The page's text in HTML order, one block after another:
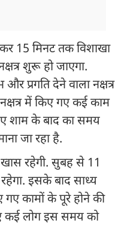
15 मिनट तक विशाखा
शुरू हो जाएगा.
प्रगति देने वाला नक्षत्र
में किए गए कई काम
शाम के बाद का समय
जा रहा है.
खास रहेगी. सुबह से 11
इसके बाद साध्य
गए कामों के पूरे होने की
कई लोग इस समय को